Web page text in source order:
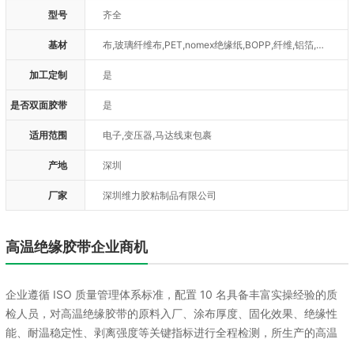
型号 齐全
基材 布,玻璃纤维布,PET,nomex绝缘纸,BOPP,纤维,铝箔,特氟龙,美纹纸,PVC,OPP
加工定制 是
是否双面胶带 是
适用范围 电子,变压器,马达线束包裹
产地 深圳
厂家 深圳维力胶粘制品有限公司
高温绝缘胶带企业商机
企业遵循 ISO 质量管理体系标准，配置 10 名具备丰富实操经验的质
检人员，对高温绝缘胶带的原料入厂、涂布厚度、固化效果、绝缘性
能、耐温稳定性、剥离强度等关键指标进行全程检测，所生产的高温